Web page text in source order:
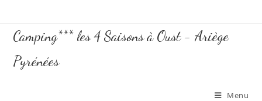
Camping*** les 4 Saisons à Oust - Ariège
Pyrénées
Menu